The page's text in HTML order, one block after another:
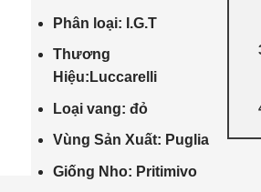
Phân loại: I.G.T
Thương
Hiệu:Luccarelli
Loại vang: đỏ
Vùng Sản Xuất: Puglia
Giống Nho: Pritimivo